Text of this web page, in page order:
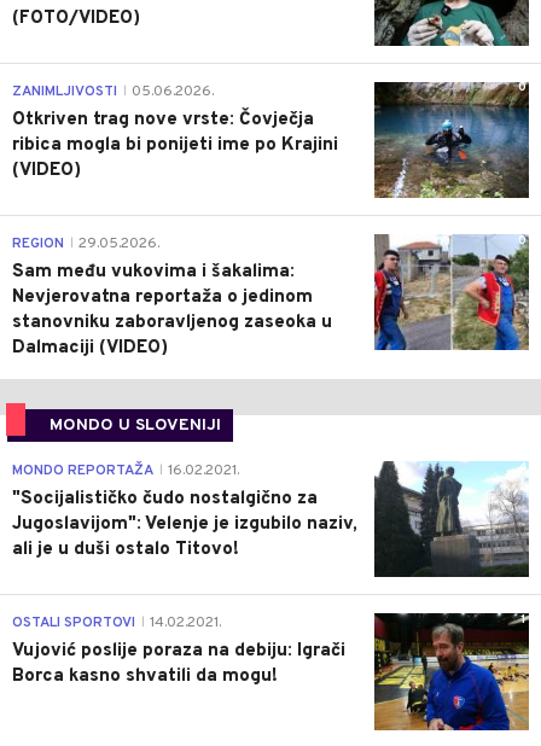
(FOTO/VIDEO)
0
ZANIMLJIVOSTI 05.06.2026.
Otkriven trag nove vrste: Čovječja
ribica mogla bi ponijeti ime po Krajini
(VIDEO)
0
REGION 29.05.2026.
Sam među vukovima i šakalima:
Nevjerovatna reportaža o jedinom
stanovniku zaboravljenog zaseoka u
Dalmaciji (VIDEO)
MONDO U SLOVENIJI
4
MONDO REPORTAŽA 16.02.2021.
"Socijalističko čudo nostalgično za
Jugoslavijom": Velenje je izgubilo naziv,
ali je u duši ostalo Titovo!
1
OSTALI SPORTOVI 14.02.2021.
Vujović poslije poraza na debiju: Igrači
Borca kasno shvatili da mogu!